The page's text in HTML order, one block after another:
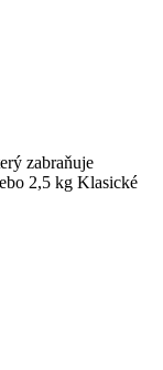
zabraňuje
2,5 kg Klasické